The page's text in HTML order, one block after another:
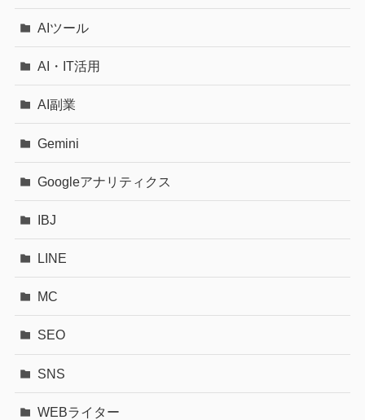
AIツール
AI・IT活用
AI副業
Gemini
Googleアナリティクス
IBJ
LINE
MC
SEO
SNS
WEBライター